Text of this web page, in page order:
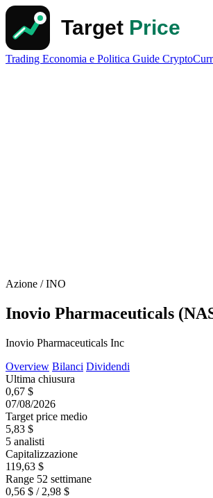
Trading Economia e Politica Guide
Azione / INO
Inovio Pharmaceuticals
Inovio Pharmaceuticals Inc
Overview Bilanci Dividendi
Ultima chiusura
0,67 $
07/08/2026
Target price medio
5,83 $
5 analisti
Capitalizzazione
119,63 $
Range 52 settimane
0,56 $ / 2,98 $